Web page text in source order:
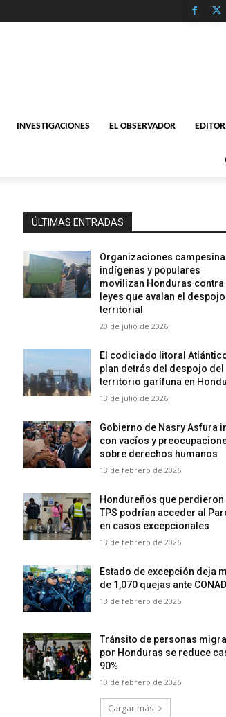
INVESTIGACIONES EL OBSERVADOR
ÚLTIMAS ENTRADAS
Organizaciones
indígenas y populares
movilizan Honduras contra
leyes que avalan el despojo
territorial
20 de julio de 2026
El codiciado litoral
plan detrás del despojo del
territorio garífuna en
13 de julio de 2026
Gobierno de Nasry Asfura
con vacíos y
sobre derechos humanos
13 de febrero de 2026
Hondureños que perdieron
TPS podrían acceder al
en casos excepcionales
13 de febrero de 2026
Estado de excepción deja
de 1,070 quejas ante
13 de febrero de 2026
Tránsito de personas
por Honduras se reduce
90%
13 de febrero de 2026
Cargar más